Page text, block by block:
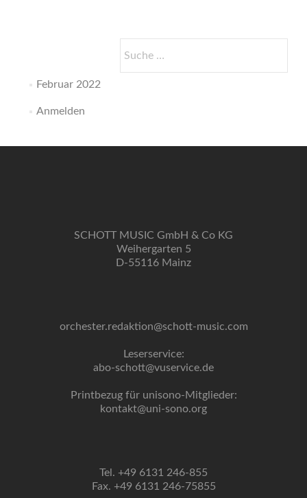
nach:
Februar 2022
Anmelden
SCHOTT MUSIC GmbH & Co KG
Weihergarten 5
D-55116 Mainz
orchester.redaktion@schott-music.com
Leserservice:
abo-schott@vuservice.de
Printbezug für unisono-Mitglieder:
kontakt@uni-sono.org
Tel. +49 6131 246-855
Fax. +49 6131 246-75855